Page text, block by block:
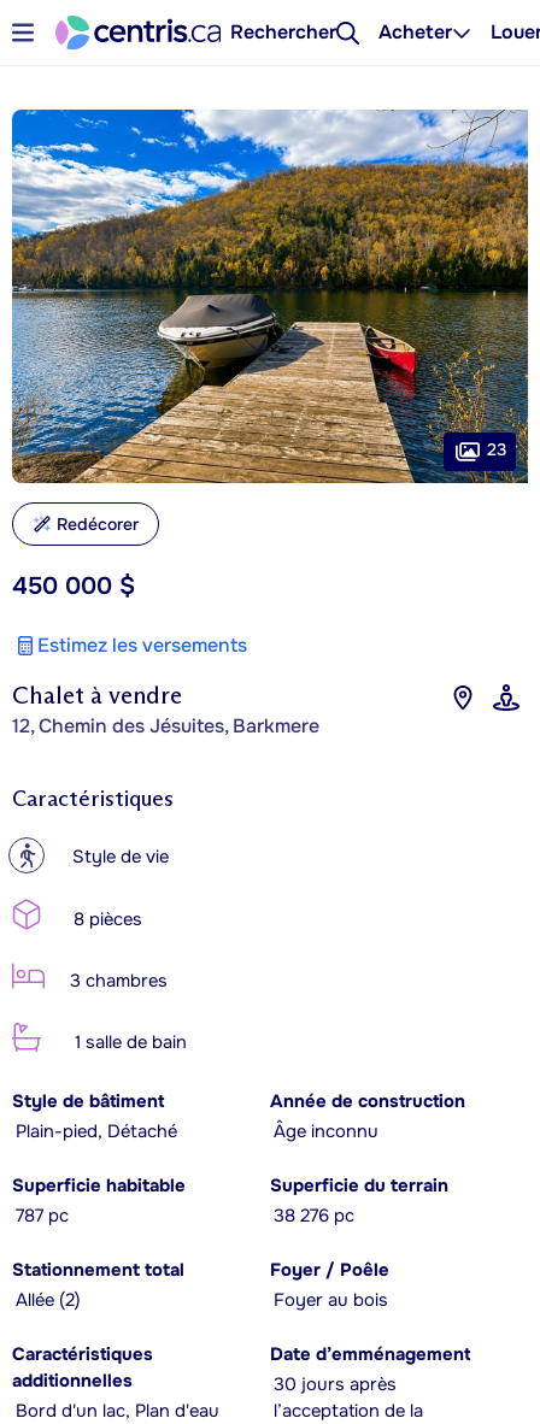
Rechercher Acheter
Chalet à vendre
12, Chemin des Jésuites, Barkmere
450 000 $
Estimez les versements
23
Redécorer
Caractéristiques
? Style de vie
8 pièces
3 chambres
1 salle de bain
Style de bâtiment
Plain-pied, Détaché
Année de construction
Âge inconnu
Superficie habitable
787 pc
Superficie du terrain
38 276 pc
Stationnement total
Allée (2)
Foyer / Poêle
Foyer au bois
Caractéristiques
additionnelles
Bord d'un lac, Plan d'eau
Date d’emménagement
30 jours après
l’acceptation de la